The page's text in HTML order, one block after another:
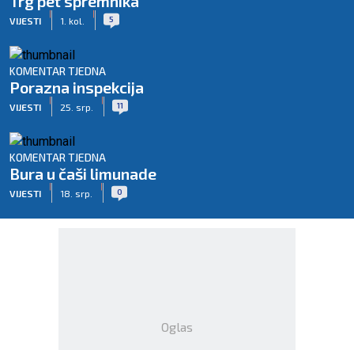
VIJESTI 1. kol. 5
KOMENTAR TJEDNA
Porazna inspekcija
VIJESTI 25. srp. 11
KOMENTAR TJEDNA
Bura u čaši limunade
VIJESTI 18. srp. 0
Oglas